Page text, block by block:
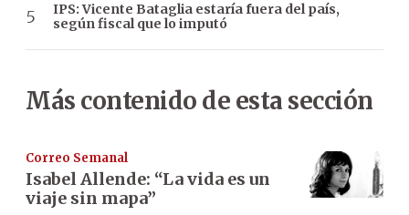
IPS: Vicente Bataglia estaría fuera del país,
según fiscal que lo imputó
Más contenido de esta sección
Correo Semanal
Isabel Allende: “La vida es un
viaje sin mapa”